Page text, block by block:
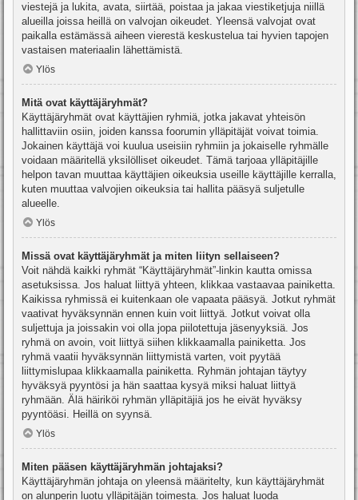
viestejä ja lukita, avata, siirtää, poistaa ja jakaa viestiketjuja niillä
alueilla joissa heillä on valvojan oikeudet. Yleensä valvojat ovat
paikalla estämässä aiheen vierestä keskustelua tai hyvien tapojen
vastaisen materiaalin lähettämistä.
Ylös
Mitä ovat käyttäjäryhmät?
Käyttäjäryhmät ovat käyttäjien ryhmiä, jotka jakavat yhteisön
hallittaviin osiin, joiden kanssa foorumin ylläpitäjät voivat toimia.
Jokainen käyttäjä voi kuulua useisiin ryhmiin ja jokaiselle ryhmälle
voidaan määritellä yksilölliset oikeudet. Tämä tarjoaa ylläpitäjille
helpon tavan muuttaa käyttäjien oikeuksia useille käyttäjille kerralla,
kuten muuttaa valvojien oikeuksia tai hallita pääsyä suljetulle
alueelle.
Ylös
Missä ovat käyttäjäryhmät ja miten liityn sellaiseen?
Voit nähdä kaikki ryhmät “Käyttäjäryhmät”-linkin kautta omissa
asetuksissa. Jos haluat liittyä yhteen, klikkaa vastaavaa painiketta.
Kaikissa ryhmissä ei kuitenkaan ole vapaata pääsyä. Jotkut ryhmät
vaativat hyväksynnän ennen kuin voit liittyä. Jotkut voivat olla
suljettuja ja joissakin voi olla jopa piilotettuja jäsenyyksiä. Jos
ryhmä on avoin, voit liittyä siihen klikkaamalla painiketta. Jos
ryhmä vaatii hyväksynnän liittymistä varten, voit pyytää
liittymislupaa klikkaamalla painiketta. Ryhmän johtajan täytyy
hyväksyä pyyntösi ja hän saattaa kysyä miksi haluat liittyä
ryhmään. Älä häiriköi ryhmän ylläpitäjiä jos he eivät hyväksy
pyyntöäsi. Heillä on syynsä.
Ylös
Miten pääsen käyttäjäryhmän johtajaksi?
Käyttäjäryhmän johtaja on yleensä määritelty, kun käyttäjäryhmät
on alunperin luotu ylläpitäjän toimesta. Jos haluat luoda